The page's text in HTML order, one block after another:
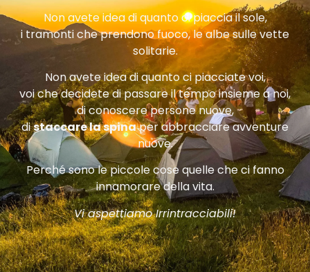
Non avete idea di quanto ci piaccia il sole,
i tramonti che prendono fuoco, le albe sulle vette
solitarie.
Non avete idea di quanto ci piacciate voi,
voi che decidete di passare il tempo insieme a noi,
di conoscere persone nuove,
distaccare la spinaper abbracciare avventure
nuove.
Perché sono le piccole cose quelle che ci fanno
innamorare della vita.
Vi aspettiamo Irrintracciabili!